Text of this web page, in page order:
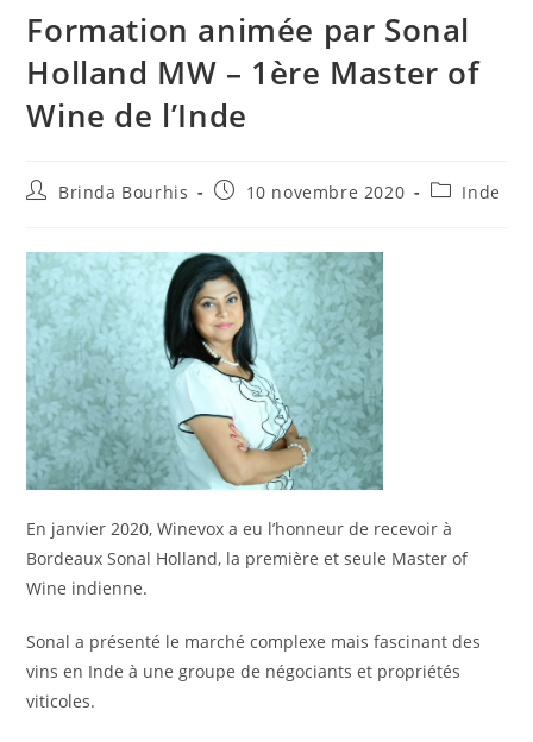
Formation animée par Sonal
Holland MW – 1ère Master of
Wine de l’Inde
Auteur/autrice
publication :
Brinda Bourhis
Publication
10 novembre 2020
PostInde
En janvier 2020, Winevox a eu l’honneur de recevoir à
Bordeaux Sonal Holland, la première et seule Master of
Wine indienne.
Sonal a présenté le marché complexe mais fascinant des
vins en Inde à une groupe de négociants et propriétés
viticoles.